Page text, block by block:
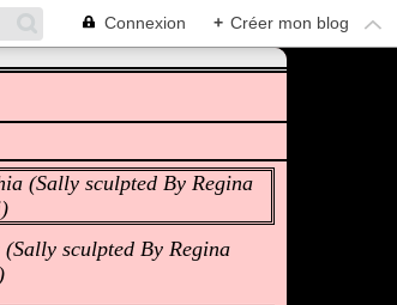
Connexion + Créer mon blog
sculpted By Regina